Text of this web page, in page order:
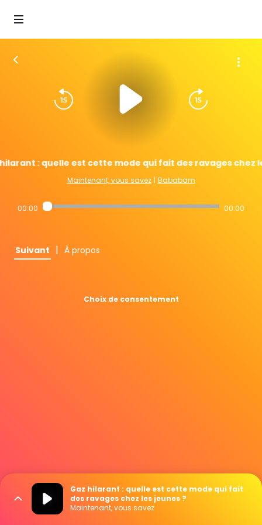
: quelle est cette mode qui fait des ravages chez
Maintenant, vous savez | Bababam
00:00 00:00
Suivant | À propos
Choix de consentement
Gaz hilarant : quelle est cette mode qui fait
des ravages chez les jeunes ?
Maintenant, vous savez